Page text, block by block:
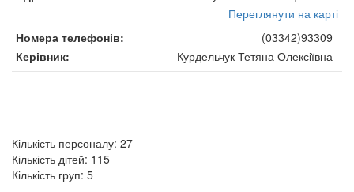
Переглянути на карті
Номера телефонів
(03342)93309
Керівник
Курдельчук Тетяна Олексіївна
Кількість персоналу: 27
Кількість дітей: 115
Кількість груп: 5